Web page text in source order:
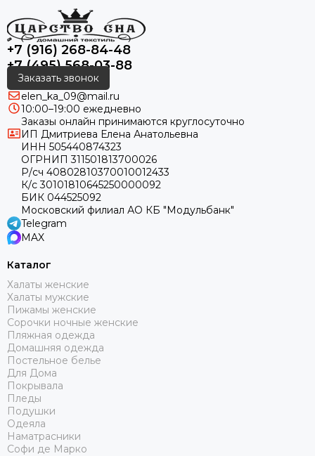
+7 (916) 268-84-48
+7 (495) 568-03-88
Заказать звонок
elen_ka_09@mail.ru
10:00–19:00 ежедневно
Заказы онлайн принимаются круглосуточно
ИП Дмитриева Елена Анатольевна
ИНН 505440874323
ОГРНИП 311501813700026
Р/сч 40802810370010012433
К/с 30101810645250000092
БИК 044525092
Московский филиал АО КБ "Модульбанк"
Telegram
MAX
Каталог
Халаты женские
Халаты мужские
Пижамы женские
Сорочки ночные женские
Пляжная одежда
Домашняя одежда
Постельное белье
Для Дома
Покрывала
Пледы
Подушки
Одеяла
Наматрасники
Софи де Марко